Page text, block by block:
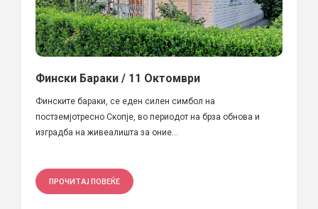
Фински Бараки / 11 Октомври
Финските бараки, се еден силен симбол на
постземјотресно Скопје, во периодот на брза обнова и
изградба на живеалишта за оние...
ПРОЧИТАЈ ПОВЕЌЕ